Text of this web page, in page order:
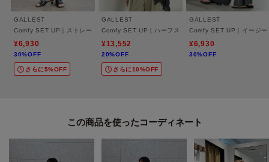
26S／S Comfy SET UPシリーズ
・ダブルブレストイージージャケット（商品番号：523－45008）
・ベルテッドジレ（商品番号：523－45009）
・イージーストレートワイドパンツ（商品番号：523－65009）
・フレアスリーブブラウス（商品番号：523－85009）
・サファリシャツ（商品番号：523－85041）
GALLEST
Comfy SET UP｜ストレートフレアパンツ【セットアップ対応／通勤／カセット服／接
¥6,930
30%OFF
さらに5%OFF
GALLEST
Comfy SET UP｜ハーフスリーブジャケット【セットア
¥13,552
20%OFF
さらに10%OFF
GALLEST
Comfy SET UP｜イージー
¥6,930
30%OFF
この商品を使った